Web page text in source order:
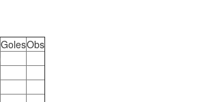
GolesObs